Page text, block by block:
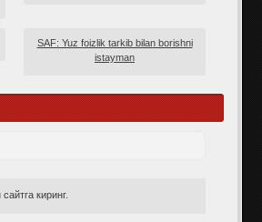
SAF: Yuz foizlik tarkib bilan borishni
istayman
киринг.